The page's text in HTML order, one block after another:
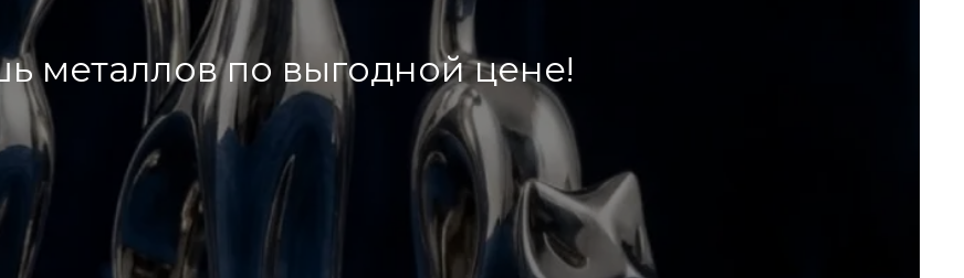
металлов по выгодной цене!